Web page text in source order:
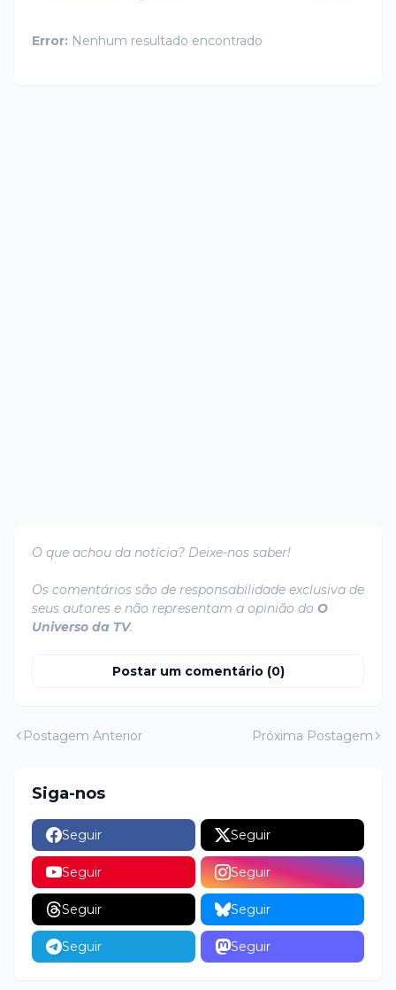
Error: Nenhum resultado encontrado
O que achou da notícia? Deixe-nos saber!
Os comentários são de responsabilidade exclusiva de
seus autores e não representam a opinião do O
Universo da TV.
Postar um comentário (0)
Postagem Anterior Próxima Postagem
Siga-nos
Seguir Seguir
Seguir Seguir
Seguir Seguir
Seguir Seguir